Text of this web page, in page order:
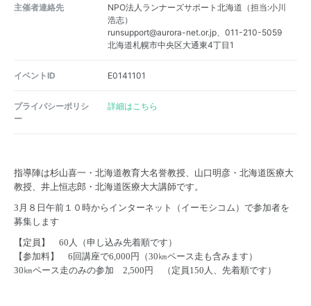
主催者連絡先
NPO法人ランナーズサポート北海道（担当:小川
浩志）
runsupport@aurora-net.or.jp、011-210-5059
北海道札幌市中央区大通東4丁目1
イベントID E0141101
プライバシーポリシ
ー
詳細はこちら
指導陣は杉山喜一・北海道教育大名誉教授、山口明彦・北海道医療大
教授、井上恒志郎・北海道医療大大講師です。
3 月８日午前１０時からインターネット（イーモシコム）で参加者を
募集します
【定員】 60 人（申し込み先着順です）
【参加料】 6 回講座で6,000 円（30㎞ペース走も含みます）
30㎞ペース走のみの参加 2,500 円 （定員 150 人、先着順です）